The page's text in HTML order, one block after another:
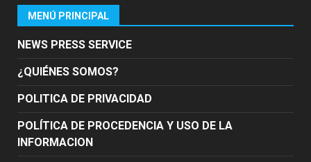
MENÚ PRINCIPAL
NEWS PRESS SERVICE
¿QUIÉNES SOMOS?
POLITICA DE PRIVACIDAD
POLÍTICA DE PROCEDENCIA Y USO DE LA
INFORMACION